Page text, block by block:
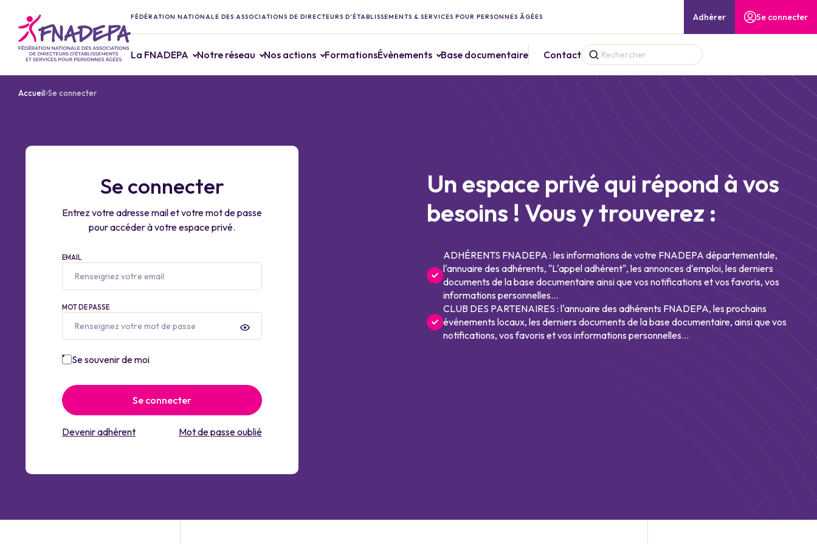
FÉDÉRATION NATIONALE DES ASSOCIATIONS DE DIRECTEURS D’ÉTABLISSEMENTS & SERVICES POUR PERSONNES ÂGÉES
La FNADEPA Notre réseau Nos actions FormationsÉvènements Base documentaire Contact
Adhérer Se connecter
Accueil Se connecter
Se connecter
Entrez votre adresse mail et votre mot de passe
pour accéder à votre espace privé.
EMAIL
MOT DE PASSE
Se souvenir de moi
Se connecter
Devenir adhérent Mot de passe oublié
Un espace privé qui répond à vos
besoins ! Vous y trouverez :
ADHÉRENTS FNADEPA : les informations de votre FNADEPA départementale,
l'annuaire des adhérents, "L'appel adhérent", les annonces d'emploi, les derniers
documents de la base documentaire ainsi que vos notifications et vos favoris, vos
informations personnelles...
CLUB DES PARTENAIRES : l'annuaire des adhérents FNADEPA, les prochains
événements locaux, les derniers documents de la base documentaire, ainsi que vos
notifications, vos favoris et vos informations personnelles...